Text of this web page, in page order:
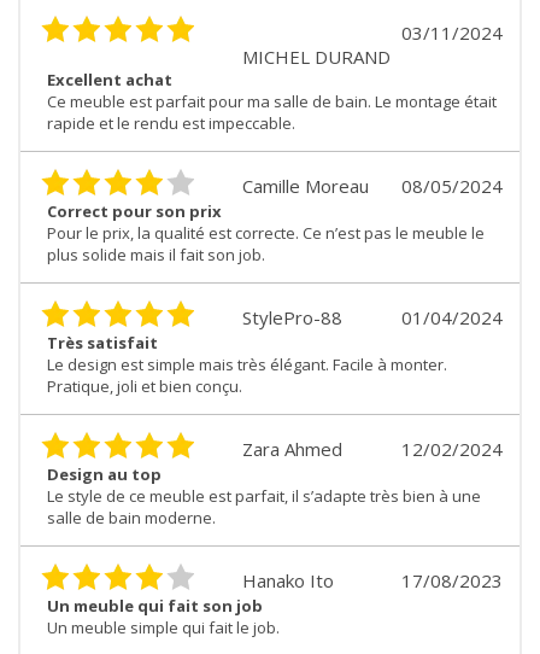
03/11/2024
MICHEL DURAND
Excellent achat
Ce meuble est parfait pour ma salle de bain. Le montage était
rapide et le rendu est impeccable.
08/05/2024
Camille Moreau
Correct pour son prix
Pour le prix, la qualité est correcte. Ce n’est pas le meuble le
plus solide mais il fait son job.
01/04/2024
StylePro-88
Très satisfait
Le design est simple mais très élégant. Facile à monter.
Pratique, joli et bien conçu.
12/02/2024
Zara Ahmed
Design au top
Le style de ce meuble est parfait, il s’adapte très bien à une
salle de bain moderne.
17/08/2023
Hanako Ito
Un meuble qui fait son job
Un meuble simple qui fait le job.